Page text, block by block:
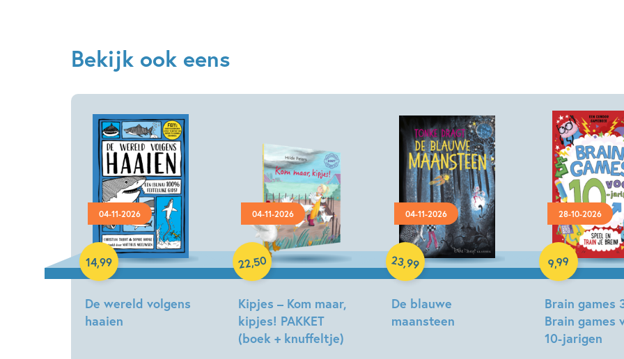
Bekijk ook eens
04-11-2026
De wereld volgens
haaien
14,99
Hardcover 04-11-2026
Kipjes – Kom maar,
kipjes! PAKKET
(boek + knuffeltje)
22,50
Hardcover
04-11-2026
De blauwe
maansteen
23,99
Hardcover 28-10-2026
Brain games
Brain games
10-jarigen
9,99
Paperback